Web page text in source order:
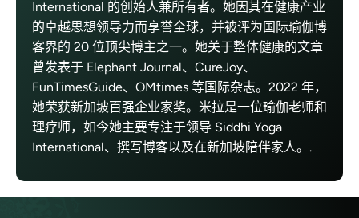
International 的创始人兼所有者。她因其在健康产业
的卓越思想领导力而享誉全球，并被评为国际瑜伽博
客界的 20 位顶尖博主之一。她关于整体健康的文章
曾发表于 Elephant Journal、CureJoy、
FunTimesGuide、OMtimes 等国际杂志。2022 年，
她荣获新加坡百强企业家奖。米拉是一位瑜伽老师和
理疗师，如今她主要专注于领导 Siddhi Yoga
International、撰写博客以及在新加坡陪伴家人。.